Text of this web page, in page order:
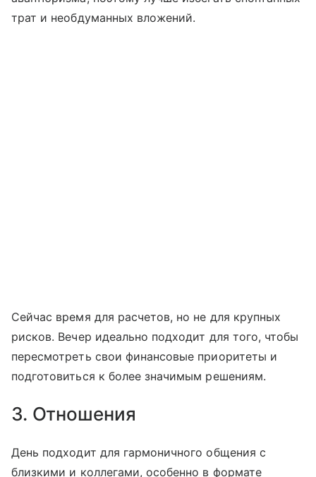
трат и необдуманных вложений.
Сейчас время для расчетов, но не для крупных
рисков. Вечер идеально подходит для того, чтобы
пересмотреть свои финансовые приоритеты и
подготовиться к более значимым решениям.
3. Отношения
День подходит для гармоничного общения с
близкими и коллегами, особенно в формате